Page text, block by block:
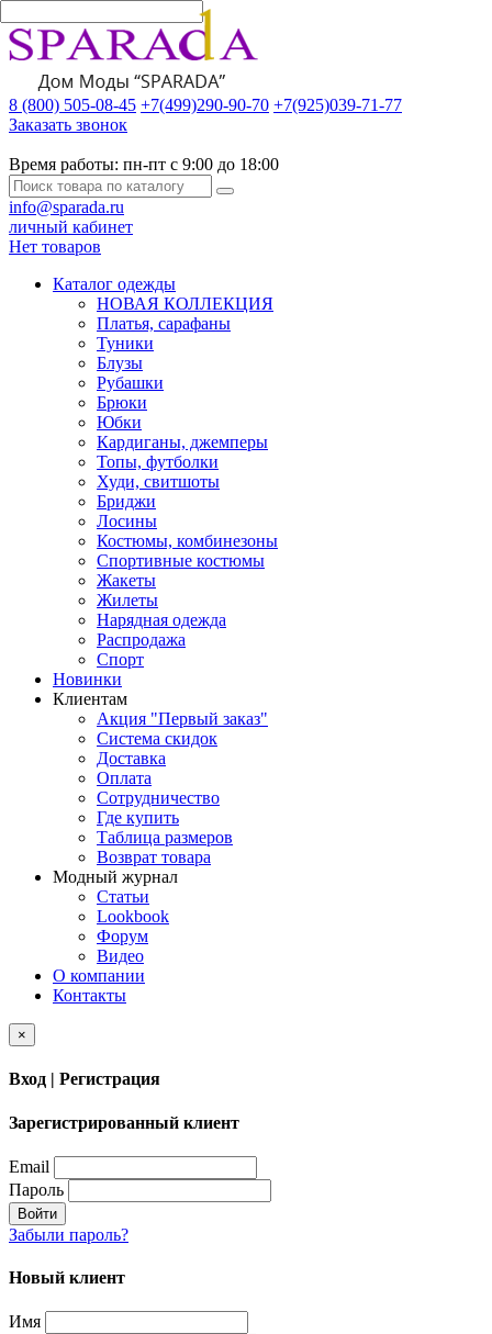
8 (800) 505-08-45 +7(499)290-90-70 +7(925)039-71-77
Заказать звонок
Время работы: пн-пт с 9:00 до 18:00
info@sparada.ru
личный кабинет
Нет товаров
Каталог одежды
НОВАЯ КОЛЛЕКЦИЯ
Платья, сарафаны
Туники
Блузы
Рубашки
Брюки
Юбки
Кардиганы, джемперы
Топы, футболки
Худи, свитшоты
Бриджи
Лосины
Костюмы, комбинезоны
Спортивные костюмы
Жакеты
Жилеты
Нарядная одежда
Распродажа
Спорт
Новинки
Клиентам
Акция "Первый заказ"
Система скидок
Доставка
Оплата
Сотрудничество
Где купить
Таблица размеров
Возврат товара
Модный журнал
Статьи
Lookbook
Форум
Видео
О компании
Контакты
×
Вход | Регистрация
Зарегистрированный клиент
Email
Пароль
Войти
Забыли пароль?
Новый клиент
Имя